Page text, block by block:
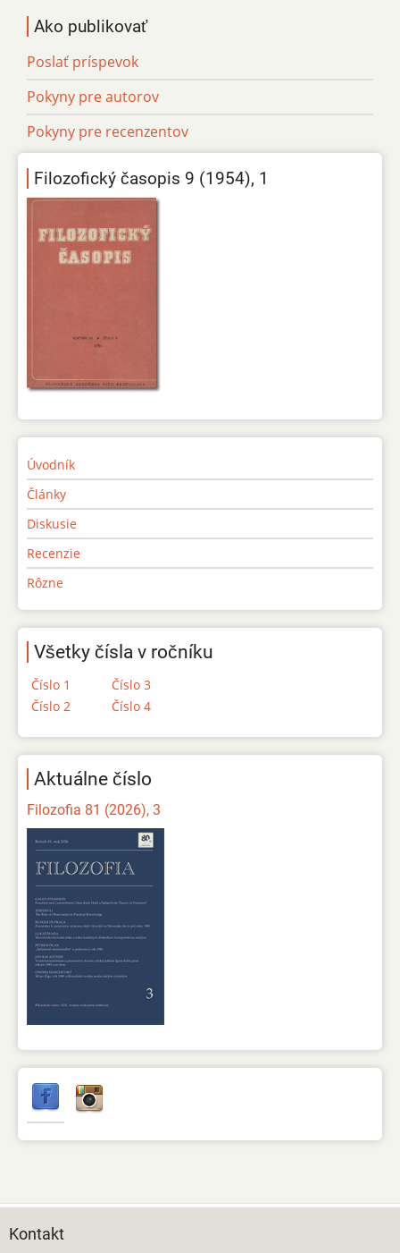
Ako publikovať
Poslať príspevok
Pokyny pre autorov
Pokyny pre recenzentov
Filozofický časopis 9 (1954), 1
Úvodník
Články
Diskusie
Recenzie
Rôzne
Všetky čísla v ročníku
Číslo 1
Číslo 2
Číslo 3
Číslo 4
Aktuálne číslo
Filozofia 81 (2026), 3
Kontakt